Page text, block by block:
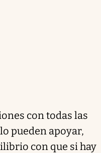
con todas las
pueden apoyar,
con que si hay